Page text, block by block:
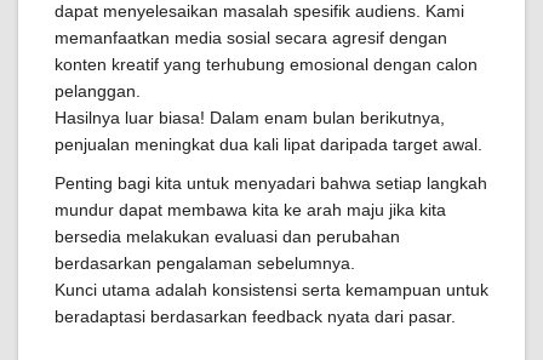
dapat menyelesaikan masalah spesifik audiens. Kami
memanfaatkan media sosial secara agresif dengan
konten kreatif yang terhubung emosional dengan calon
pelanggan.
Hasilnya luar biasa! Dalam enam bulan berikutnya,
penjualan meningkat dua kali lipat daripada target awal.
Penting bagi kita untuk menyadari bahwa setiap langkah
mundur dapat membawa kita ke arah maju jika kita
bersedia melakukan evaluasi dan perubahan
berdasarkan pengalaman sebelumnya.
Kunci utama adalah konsistensi serta kemampuan untuk
beradaptasi berdasarkan feedback nyata dari pasar.